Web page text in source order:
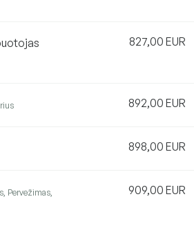
827,00 EUR
892,00 EUR
898,00 EUR
Pervežimas, 909,00 EUR